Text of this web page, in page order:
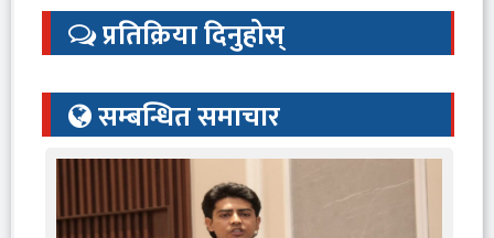
प्रतिक्रिया दिनुहोस्
सम्बन्धित समाचार